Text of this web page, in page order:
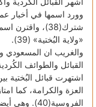
وورد اسمها في أخبار
شترك(38)،
«ولاية البُختية» (39).
والغريب ان المسعودي
القبائل والطوائف
اشتهرت قبائل البُختية
العزة والكرامة، كما